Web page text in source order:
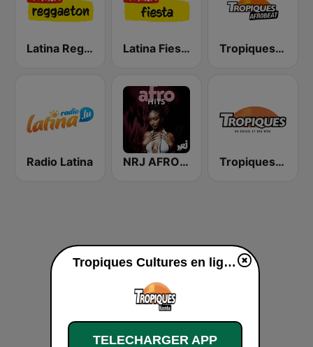
Latina Reggaeton Latina Fiesta Tropiques Afrobeat
Radio Latina NRJ AFRO HITS Tropiques Zouk
Tropiques Cultures en ligne
TELECHARGER APP